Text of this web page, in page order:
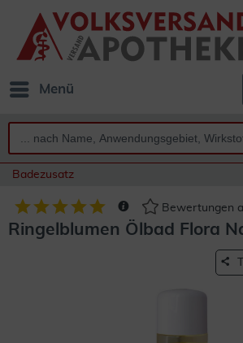
Menü
Badezusatz
Bewertungen
Ringelblumen Ölbad Flora